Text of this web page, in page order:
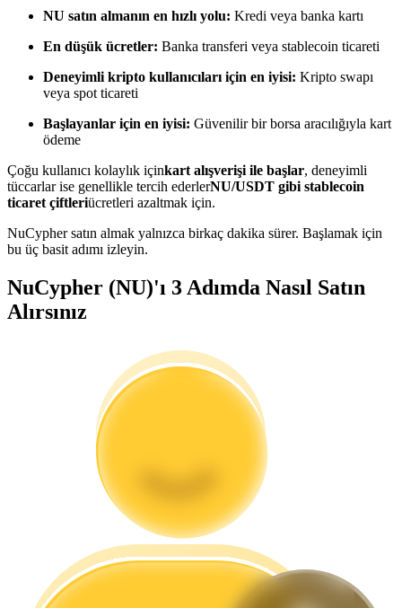
Kopya Tüccarı Olun
Kâr paylaşımı ve kopya ticaret komisyonlarının tadını çıkarın
Ticaret bilgileri vb. dahil olmak üzere büyük veri analizi.
Rehber
Vadeli İşlemler Başlangıç Kılavuzu
NU satın almanın en hızlı yolu: Kredi veya banka kartı
En düşük ücretler: Banka transferi veya stablecoin ticareti
Deneyimli kripto kullanıcıları için en iyisi: Kripto swapı
veya spot ticareti
Başlayanlar için en iyisi: Güvenilir bir borsa aracılığıyla kart
ödeme
Çoğu kullanıcı kolaylık içinkart alışverişi ile başlar, deneyimli
tüccarlar ise genellikle tercih ederlerNU/USDT gibi stablecoin
ticaret çiftleriücretleri azaltmak için.
NuCypher satın almak yalnızca birkaç dakika sürer. Başlamak için
bu üç basit adımı izleyin.
NuCypher (NU)'ı 3 Adımda Nasıl Satın
Alırsınız